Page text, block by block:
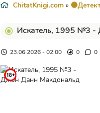
ChitatKnigi.com »
Искатель, 1995 №3
23.06.2026 - 02:00 0 0